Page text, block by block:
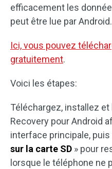
efficacement les
peut être lue par Android.
Ici, vous pouvez
gratuitement.
Voici les étapes:
Téléchargez, installez
Recovery pour Android
interface principale,
sur la carte SD » pour
lorsque le téléphone ne